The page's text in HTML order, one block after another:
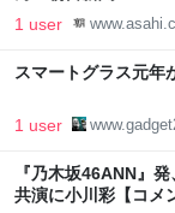
1 user
スマートグラス元年
1 user
『乃木坂46ANN』
共演に小川彩【コメ